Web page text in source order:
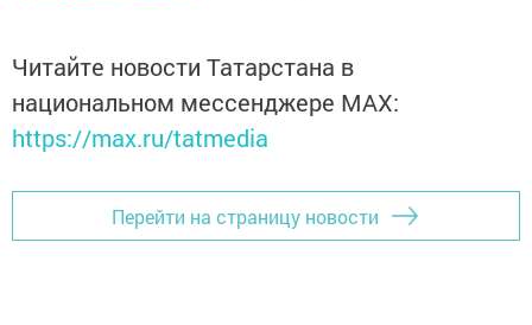
Читайте новости Татарстана в
национальном мессенджере MАХ:
https://max.ru/tatmedia
Перейти на страницу новости